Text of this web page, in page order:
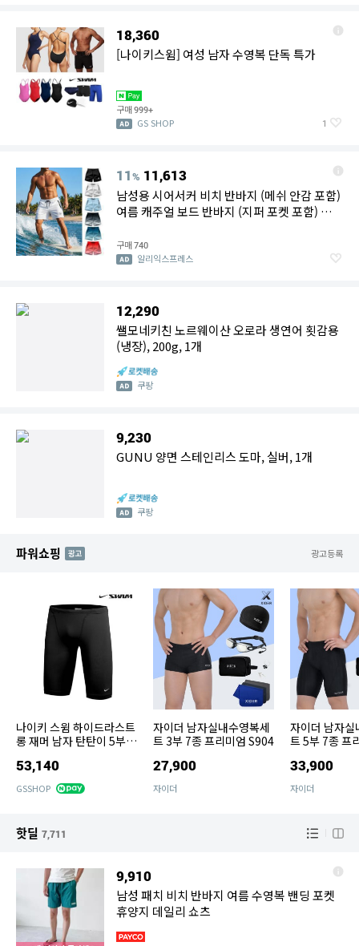
18,360
[나이키스윔] 여성 남자 수영복 단독 특가
구매999+
GS SHOP 1
11% 11,613
남성용 시어서커 비치 반바지 (메쉬 안감 포함)
여름 캐주얼 보드 반바지 (지퍼 포켓 포함) 속건
구매740
알리익스프레스
12,290
쌜모네키친 노르웨이산 오로라 생연어 횟감용
(냉장), 200g, 1개
쿠팡
9,230
GUNU 양면 스테인리스 도마, 실버, 1개
쿠팡
파워쇼핑 AD 광고등록
나이키 스윔 하이드라스트
롱 재머 남자 탄탄이 5부
001
53,140
GSSHOP
자이더 남자실내수영복세
트 3부 7종 프리미엄 S904
27,900
자이더
자이더 남자
트 5부 7종 프
33,900
자이더
핫딜 7,711
9,910
남성 패치 비치 반바지 여름 수영복 밴딩 포켓
휴양지 데일리 쇼츠